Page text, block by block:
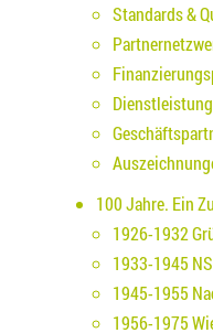
Standards &
100 Jahre. Ein
1926-1932
1933-1945
1945-1955
1956-1975